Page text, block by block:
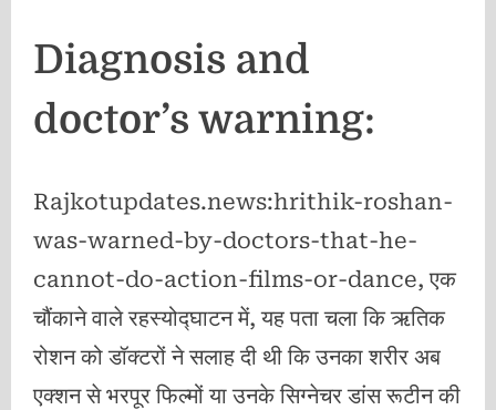
Diagnosis and
doctor’s warning:
Rajkotupdates.news:hrithik-roshan-
was-warned-by-doctors-that-he-
cannot-do-action-films-or-dance, एक
चौंकाने वाले रहस्योद्घाटन में, यह पता चला कि ऋतिक
रोशन को डॉक्टरों ने सलाह दी थी कि उनका शरीर अब
एक्शन से भरपूर फिल्मों या उनके सिग्नेचर डांस रूटीन की